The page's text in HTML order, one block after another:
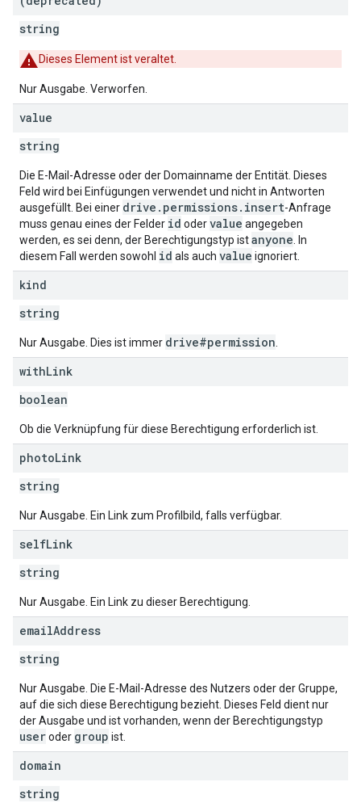
string
Dieses Element ist veraltet.
Nur Ausgabe. Verworfen.
value
string
Die E-Mail-Adresse oder der Domainname der Entität. Dieses
Feld wird bei Einfügungen verwendet und nicht in Antworten
ausgefüllt. Bei einer drive.permissions.insert-Anfrage
muss genau eines der Felder id odervalue angegeben
werden, es sei denn, der Berechtigungstyp istanyone . In
diesem Fall werden sowohl id als auch value ignoriert.
kind
string
Nur Ausgabe. Dies ist immer drive#permission
withLink
boolean
Ob die Verknüpfung für diese Berechtigung erforderlich ist.
photoLink
string
Nur Ausgabe. Ein Link zum Profilbild, falls verfügbar.
selfLink
string
Nur Ausgabe. Ein Link zu dieser Berechtigung.
emailAddress
string
Nur Ausgabe. Die E-Mail-Adresse des Nutzers oder der Gruppe,
auf die sich diese Berechtigung bezieht. Dieses Feld dient nur
der Ausgabe und ist vorhanden, wenn der Berechtigungstyp
useroder group ist.
domain
string